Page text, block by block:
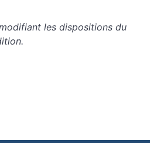
les dispositions du